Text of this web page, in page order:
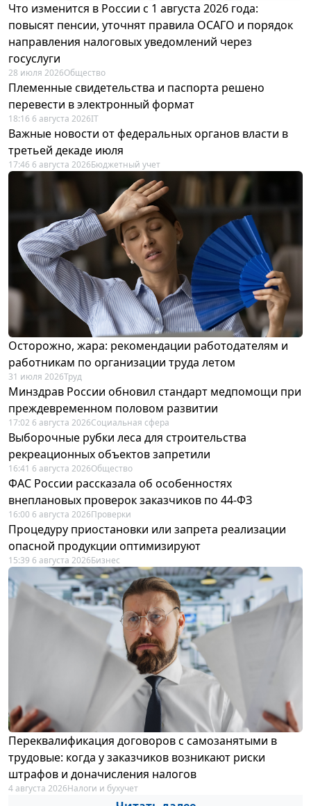
Что изменится в России с 1 августа 2026 года:
повысят пенсии, уточнят правила ОСАГО и порядок
направления налоговых уведомлений через
госуслуги
28 июля 2026Общество
Племенные свидетельства и паспорта решено
перевести в электронный формат
18:16 6 августа 2026IT
Важные новости от федеральных органов власти в
третьей декаде июля
17:46 6 августа 2026Бюджетный учет
Осторожно, жара: рекомендации работодателям и
работникам по организации труда летом
31 июля 2026Труд
Минздрав России обновил стандарт медпомощи при
преждевременном половом развитии
17:02 6 августа 2026Социальная сфера
Выборочные рубки леса для строительства
рекреационных объектов запретили
16:41 6 августа 2026Общество
ФАС России рассказала об особенностях
внеплановых проверок заказчиков по 44-ФЗ
16:00 6 августа 2026Проверки
Процедуру приостановки или запрета реализации
опасной продукции оптимизируют
15:39 6 августа 2026Бизнес
Переквалификация договоров с самозанятыми в
трудовые: когда у заказчиков возникают риски
штрафов и доначисления налогов
4 августа 2026Налоги и бухучет